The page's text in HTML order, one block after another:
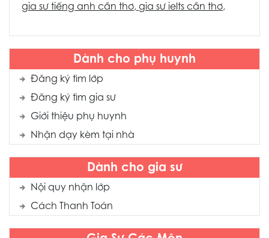
Dành cho phụ huynh
Đăng ký tìm lớp
Đăng ký tìm gia sư
Giới thiệu phụ huynh
Nhận dạy kèm tại nhà
Dành cho gia sư
Nội quy nhận lớp
Cách Thanh Toán
gia sư tiếng anh cần thơ, gia sư ielts cần thơ,